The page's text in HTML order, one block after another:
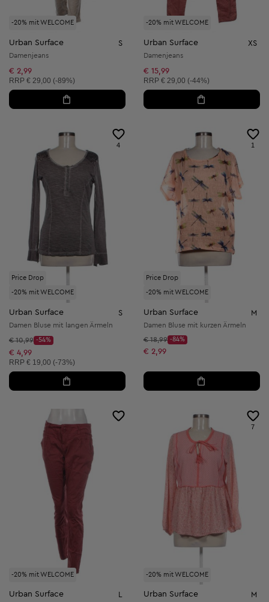
-20% mit WELCOME
Urban Surface S
Damenjeans
€ 2,99
Unverbindliche Preisempfehlung:
RRP € 29,00 (-89%)
-20% mit WELCOME
Urban Surface XS
Damenjeans
€ 15,99
Unverbindliche Preisempfehlung:
RRP € 29,00 (-44%)
Price Drop
-20% mit WELCOME
4
Urban Surface S
Damen Bluse mit langen Ärmeln
Startpreis:
€ 10,99
Discount Price:
-54%
Reduzierter Preis:
€ 4,99
Unverbindliche Preisempfehlung:
RRP € 19,00 (-73%)
Price Drop
-20% mit WELCOME
1
Urban Surface M
Damen Bluse mit kurzen Ärmeln
Startpreis:
€ 18,99
Discount Price:
-84%
Reduzierter Preis:
€ 2,99
-20% mit WELCOME
Urban Surface
-20% mit WELCOME
7
Urban Surface M